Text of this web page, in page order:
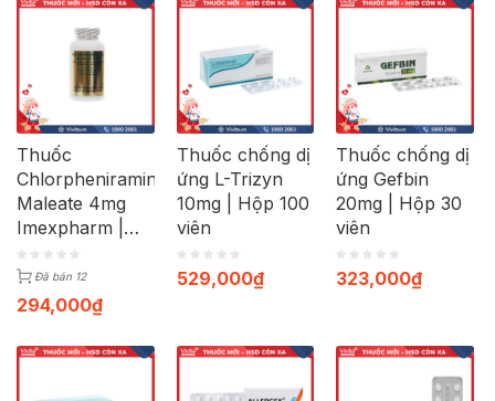
Thuốc
Chlorpheniramine
Maleate 4mg
Imexpharm |
Chai 1000 viên
Đã bán 12
294,000₫
Thuốc chống dị
ứng L-Trizyn
10mg | Hộp 100
viên
529,000₫
Thuốc chống dị
ứng Gefbin
20mg | Hộp 30
viên
323,000₫